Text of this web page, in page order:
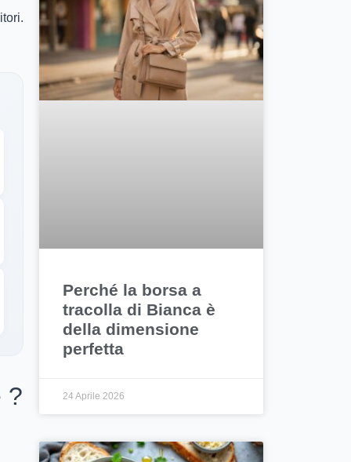
Perché la borsa a
tracolla di Bianca è
della dimensione
perfetta
24 Aprile 2026
?